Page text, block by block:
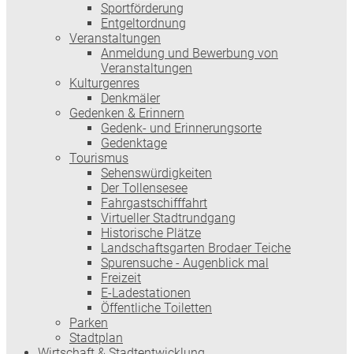
Sportförderung
Entgeltordnung
Veranstaltungen
Anmeldung und Bewerbung von
Veranstaltungen
Kulturgenres
Denkmäler
Gedenken & Erinnern
Gedenk- und Erinnerungsorte
Gedenktage
Tourismus
Sehenswürdigkeiten
Der Tollensesee
Fahrgastschifffahrt
Virtueller Stadtrundgang
Historische Plätze
Landschaftsgarten Brodaer Teiche
Spurensuche - Augenblick mal
Freizeit
E-Ladestationen
Öffentliche Toiletten
Parken
Stadtplan